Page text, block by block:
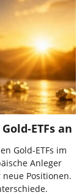
ETFs an
Gold-ETFs im
Anleger
Positionen.